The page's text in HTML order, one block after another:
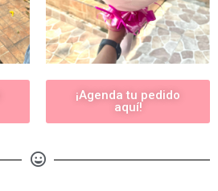
¡Agenda tu pedido
aquí!